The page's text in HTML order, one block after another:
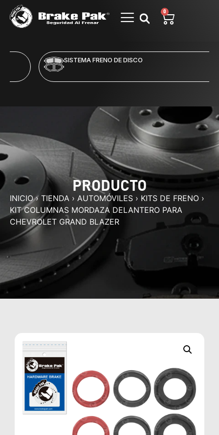
0
SISTEMA FRENO DE DISCO
PRODUCTO
INICIO› TIENDA › AUTOMÓVILES › KITS DE FRENO ›
KIT COLUMNAS MORDAZA DELANTERO PARA
CHEVROLET GRAND BLAZER